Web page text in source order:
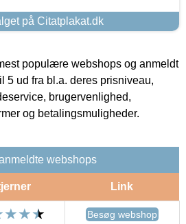
på Citatplakat.dk
populære webshops og anmeldt
5 ud fra bl.a. deres prisniveau,
brugervenlighed,
og betalingsmuligheder.
webshops
Link
Besøg webshop